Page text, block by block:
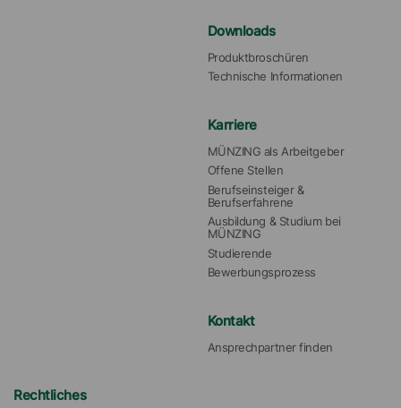
Downloads
Produktbroschüren
Technische Informationen
Karriere
MÜNZING als Arbeitgeber
Offene Stellen
Berufseinsteiger &
Berufserfahrene
Ausbildung & Studium bei
MÜNZING
Studierende
Bewerbungsprozess
Kontakt
Ansprechpartner finden
Rechtliches